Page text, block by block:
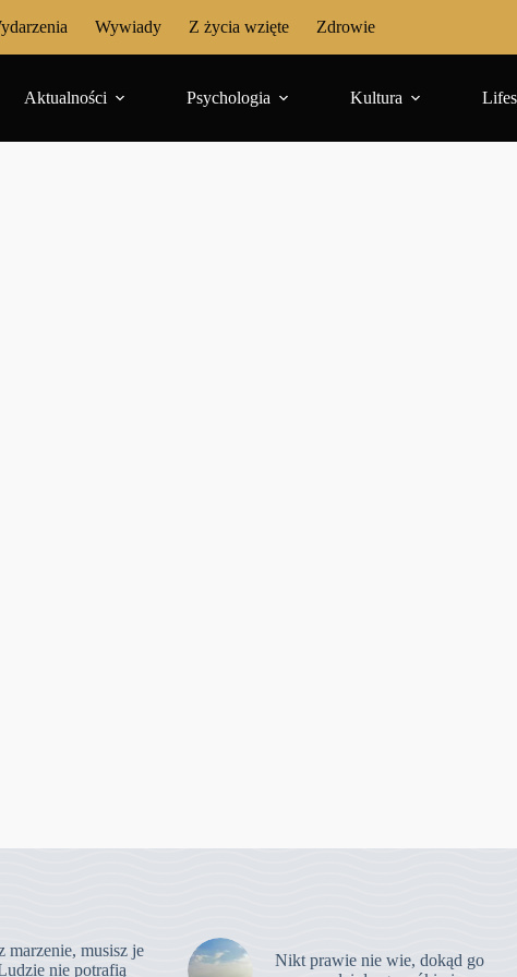
Wywiady Z życia wzięte Zdrowie
Aktualności Psychologia Kultura
marzenie, musisz je
nie potrafią
Nikt prawie nie wie, dokąd go